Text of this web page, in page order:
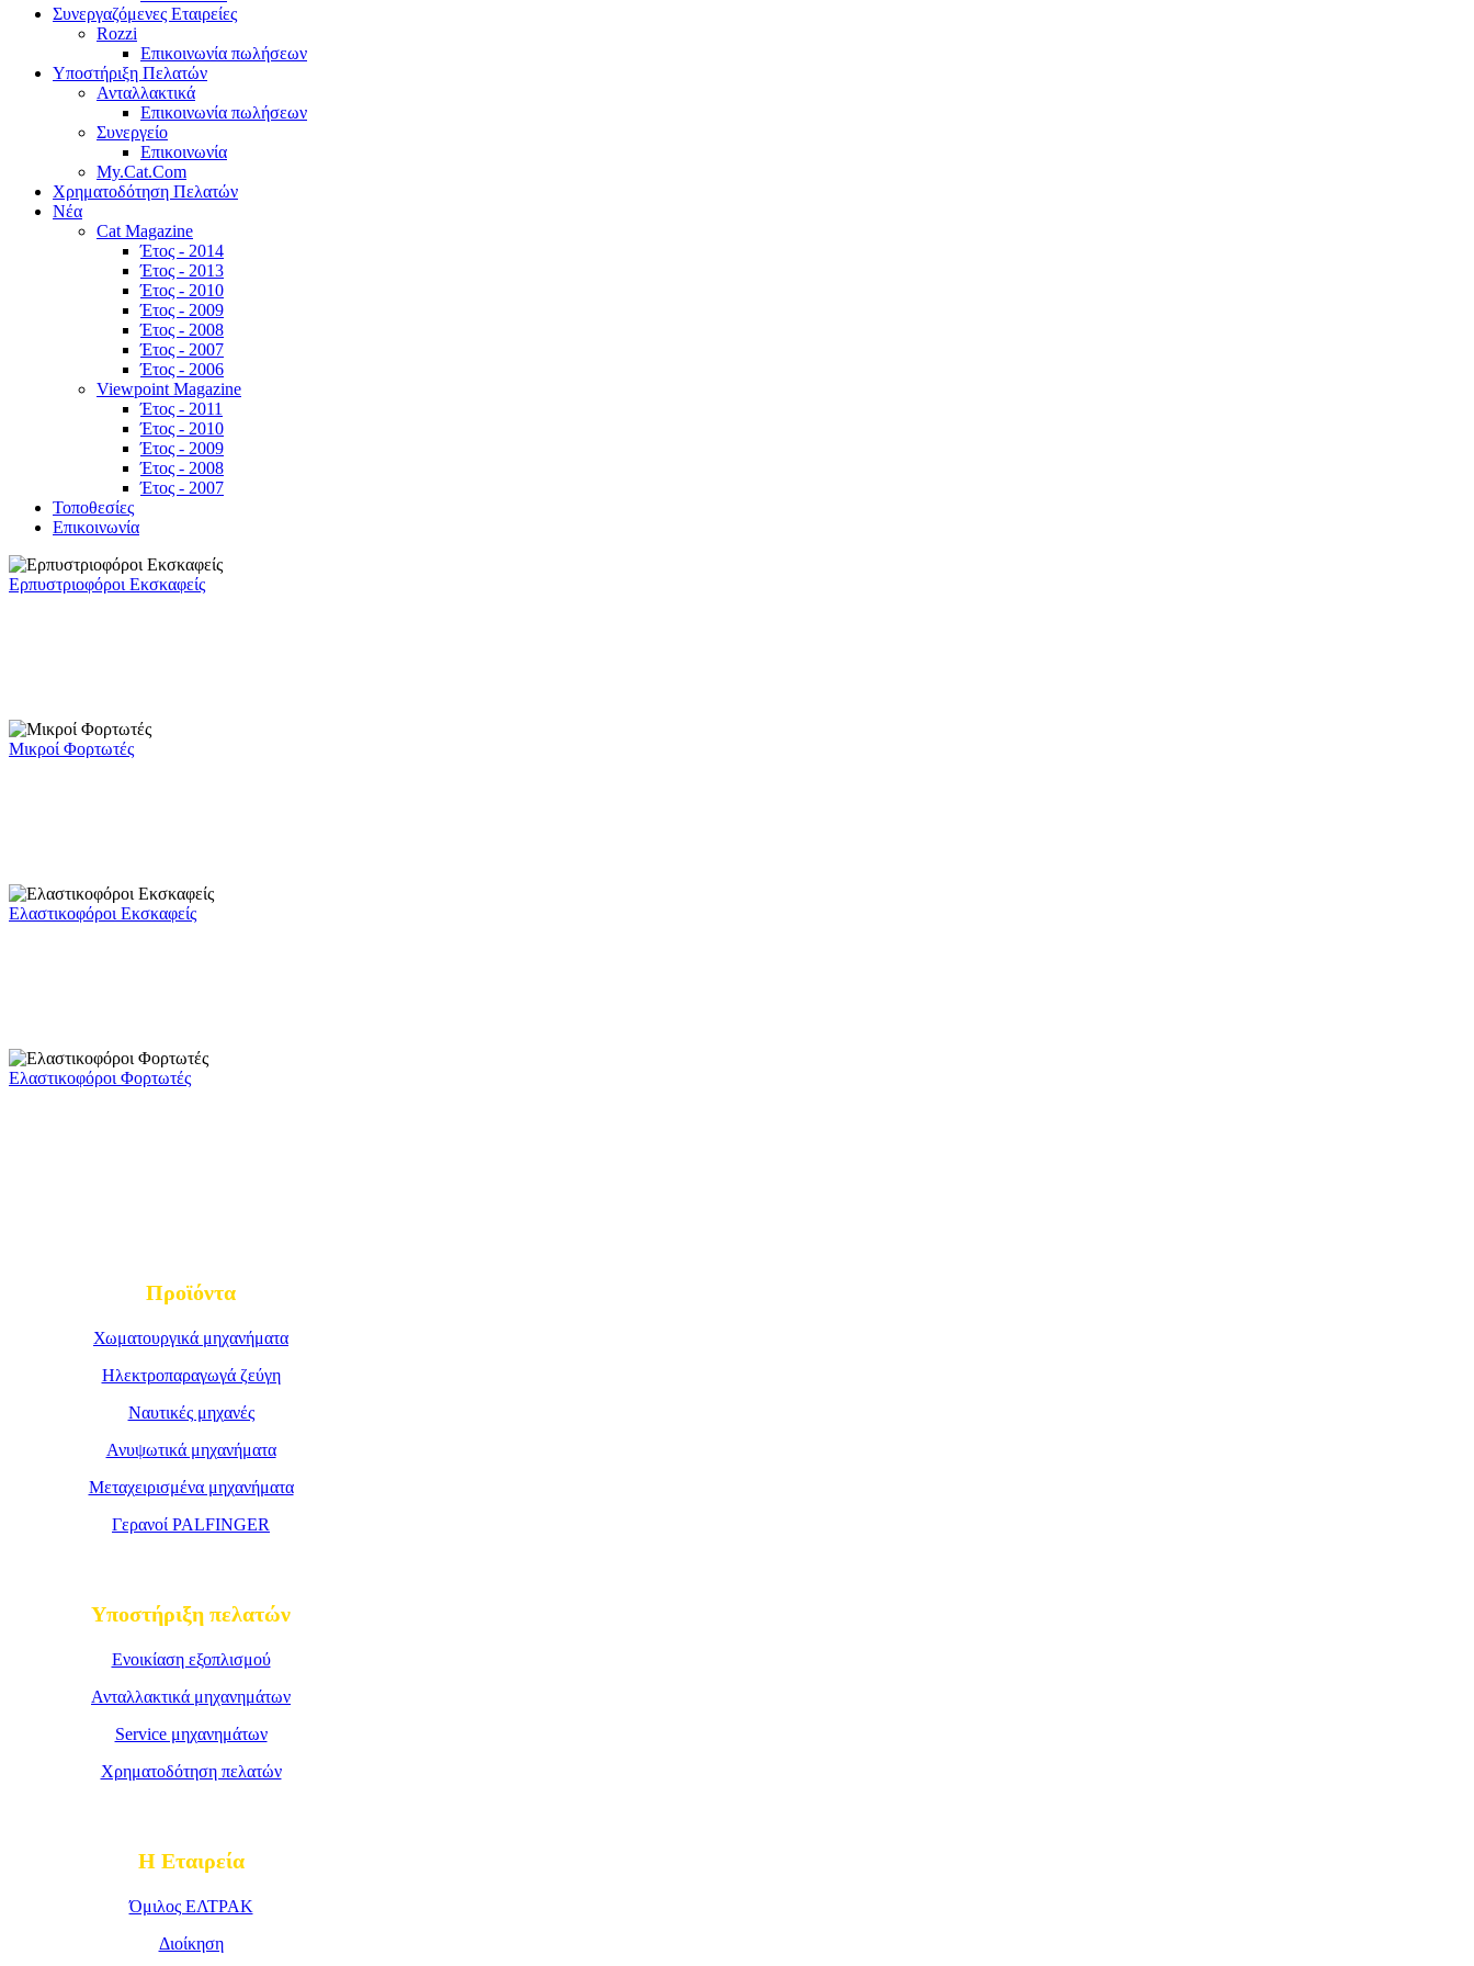
Συνεργαζόμενες Εταιρείες
Rozzi
Επικοινωνία πωλήσεων
Υποστήριξη Πελατών
Ανταλλακτικά
Επικοινωνία πωλήσεων
Συνεργείο
Επικοινωνία
My.Cat.Com
Χρηματοδότηση Πελατών
Νέα
Cat Magazine
Έτος - 2014
Έτος - 2013
Έτος - 2010
Έτος - 2009
Έτος - 2008
Έτος - 2007
Έτος - 2006
Viewpoint Magazine
Έτος - 2011
Έτος - 2010
Έτος - 2009
Έτος - 2008
Έτος - 2007
Τοποθεσίες
Επικοινωνία
Ερπυστριοφόροι Εκσκαφείς
Μικροί Φορτωτές
Ελαστικοφόροι Εκσκαφείς
Ελαστικοφόροι Φορτωτές
Προϊόντα
Χωματουργικά μηχανήματα
Ηλεκτροπαραγωγά ζεύγη
Ναυτικές μηχανές
Ανυψωτικά μηχανήματα
Μεταχειρισμένα μηχανήματα
Γερανοί PALFINGER
Υποστήριξη πελατών
Ενοικίαση εξοπλισμού
Ανταλλακτικά μηχανημάτων
Service μηχανημάτων
Χρηματοδότηση πελατών
Η Εταιρεία
Όμιλος ΕΛΤΡΑΚ
Διοίκηση